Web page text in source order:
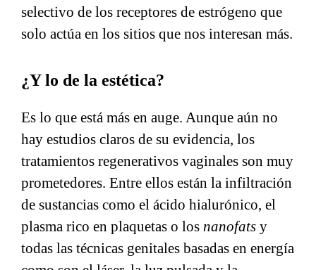
selectivo de los receptores de estrógeno que
solo actúa en los sitios que nos interesan más.
¿Y lo de la estética?
Es lo que está más en auge. Aunque aún no
hay estudios claros de su evidencia, los
tratamientos regenerativos vaginales son muy
prometedores. Entre ellos están la infiltración
de sustancias como el ácido hialurónico, el
plasma rico en plaquetas o los nanofats y
todas las técnicas genitales basadas en energía